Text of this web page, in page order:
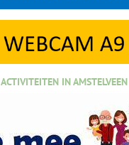
ACTIVITEITEN IN AMSTELVEEN